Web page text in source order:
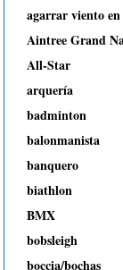
agarrar viento en
Aintree Grand
All-Star
arquería
badminton
balonmanista
banquero
biathlon
BMX
bobsleigh
boccia/bochas